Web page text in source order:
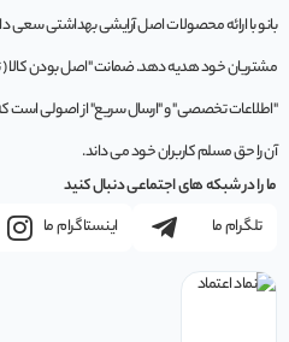
بانو با ارائه محصولات اصل آرایشی بهداشتی سعی
مشتریان خود هدیه دهد. ضمانت "اصل بودن کالا (
"اطلاعات تخصصی" و "ارسال سریع" از اصولی است
آن را حق مسلم کاربران خود می داند.
ما را در شبکه های اجتماعی دنبال کنید
تلگرام ما
اینستاگرام ما